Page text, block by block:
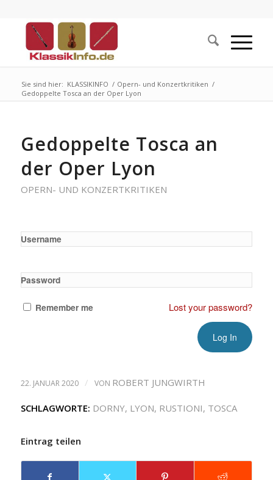
Sie sind hier: KLASSIKINFO / Opern- und Konzertkritiken /
Gedoppelte Tosca an der Oper Lyon
Gedoppelte Tosca an
der Oper Lyon
OPERN- UND KONZERTKRITIKEN
Username
Password
Remember me Lost your password?
22. JANUAR 2020 / VON ROBERT JUNGWIRTH
SCHLAGWORTE: DORNY, LYON, RUSTIONI, TOSCA
Eintrag teilen